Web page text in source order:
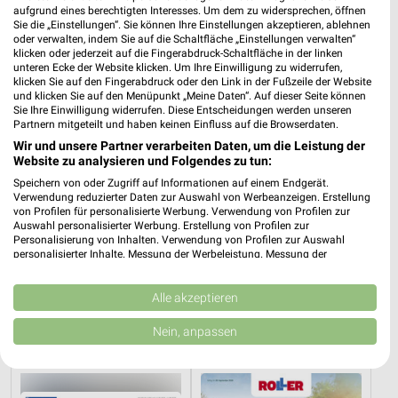
XXXLutz
Gültig bis Fr. 14.08.
JYSK
Spare bis zu 70%
Gültig bis Sa. 15.08.
aufgrund eines berechtigten Interesses. Um dem zu widersprechen, öffnen
Sie die „Einstellungen“. Sie können Ihre Einstellungen akzeptieren, ablehnen
oder verwalten, indem Sie auf die Schaltfläche „Einstellungen verwalten“
klicken oder jederzeit auf die Fingerabdruck-Schaltfläche in der linken
unteren Ecke der Website klicken. Um Ihre Einwilligung zu widerrufen,
klicken Sie auf den Fingerabdruck oder den Link in der Fußzeile der Website
und klicken Sie auf den Menüpunkt „Meine Daten“. Auf dieser Seite können
Sie Ihre Einwilligung widerrufen. Diese Entscheidungen werden unseren
Partnern mitgeteilt und haben keinen Einfluss auf die Browserdaten.
Wir und unsere Partner verarbeiten Daten, um die Leistung der
Website zu analysieren und Folgendes zu tun:
Speichern von oder Zugriff auf Informationen auf einem Endgerät.
Verwendung reduzierter Daten zur Auswahl von Werbeanzeigen. Erstellung
von Profilen für personalisierte Werbung. Verwendung von Profilen zur
Auswahl personalisierter Werbung. Erstellung von Profilen zur
Personalisierung von Inhalten. Verwendung von Profilen zur Auswahl
personalisierter Inhalte. Messung der Werbeleistung. Messung der
Kombinationen von Daten aus verschiedenen Quellen. Entwicklung und
Verbesserung der Angebote. Verwendung reduzierter Daten zur Auswahl
von Inhalten.
Daten können außerhalb der Europäischen Union weitergegeben und in die
Website/App.
Alle akzeptieren
Nein, anpassen